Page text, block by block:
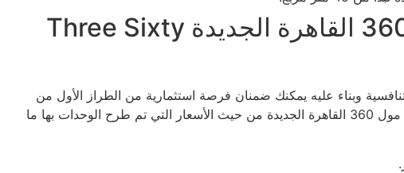
أسعار الوحدات في مول 360 القاهرة الجديدة Three Sixty
التنافسية وبناء عليه يمكنك ضمنان فرصة استثمارية من الطراز الأول من
قبل هذا المشروع، وبناء على ذلك من أبرز تفاصيل مول 360 القاهرة الجديدة من حيث الأسعار التي تم طرح الوحدات بها ما